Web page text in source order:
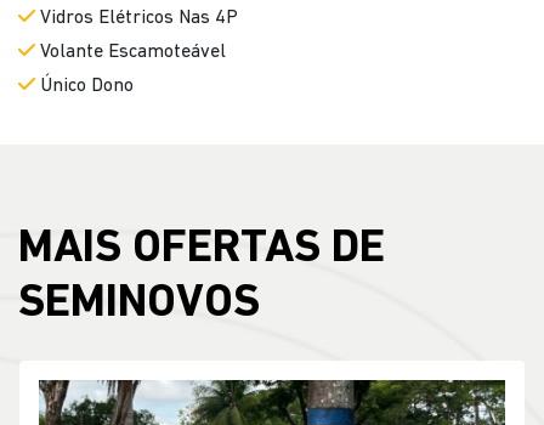
Vidros Elétricos Nas 4P
Volante Escamoteável
Único Dono
MAIS OFERTAS DE
SEMINOVOS